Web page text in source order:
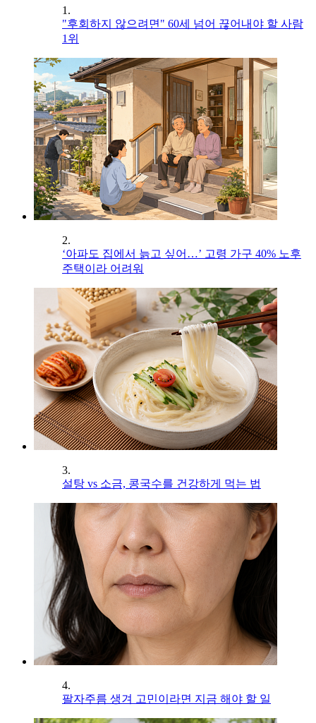
1.
"후회하지 않으려면" 60세 넘어 끊어내야 할 사람
1위
2.
‘아파도 집에서 늙고 싶어…’ 고령 가구 40% 노후
주택이라 어려워
3.
설탕 vs 소금, 콩국수를 건강하게 먹는 법
4.
팔자주름 생겨 고민이라면 지금 해야 할 일